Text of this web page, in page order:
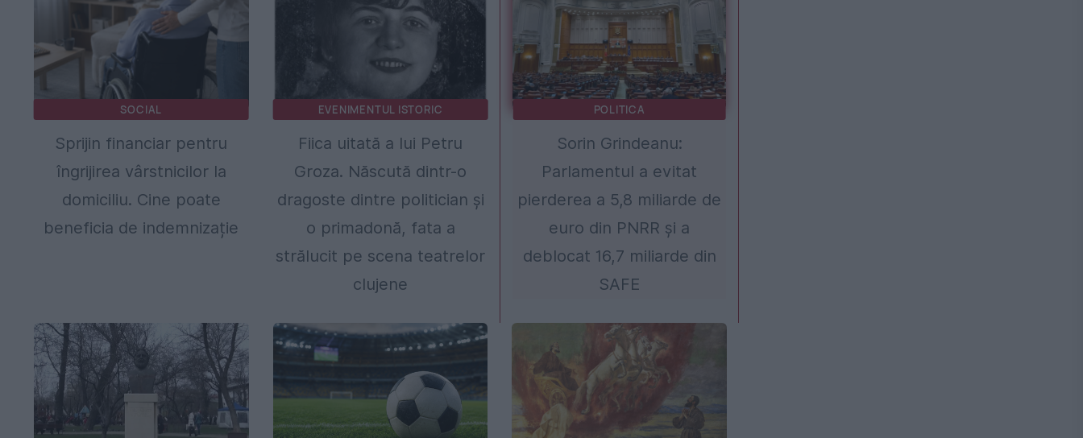
SOCIAL
Sprijin financiar pentru
îngrijirea vârstnicilor la
domiciliu. Cine poate
beneficia de indemnizație
EVENIMENTUL ISTORIC
Fiica uitată a lui Petru
Groza. Născută dintr-o
dragoste dintre politician și
o primadonă, fata a
strălucit pe scena teatrelor
clujene
POLITICA
Sorin Grindeanu:
Parlamentul a evitat
pierderea a 5,8 miliarde de
euro din PNRR și a
deblocat 16,7 miliarde din
SAFE